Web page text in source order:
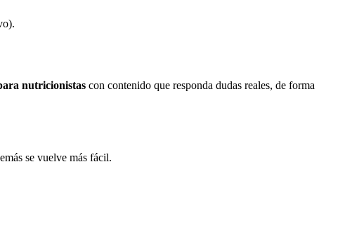
nutricionistas con contenido que responda dudas reales, de forma
se vuelve más fácil.